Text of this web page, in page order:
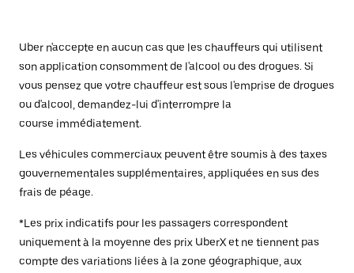
Uber n'accepte en aucun cas que les chauffeurs qui utilisent
son application consomment de l'alcool ou des drogues. Si
vous pensez que votre chauffeur est sous l'emprise de drogues
ou d'alcool, demandez-lui d'interrompre la
course immédiatement.
Les véhicules commerciaux peuvent être soumis à des taxes
gouvernementales supplémentaires, appliquées en sus des
frais de péage.
*Les prix indicatifs pour les passagers correspondent
uniquement à la moyenne des prix UberX et ne tiennent pas
compte des variations liées à la zone géographique, aux